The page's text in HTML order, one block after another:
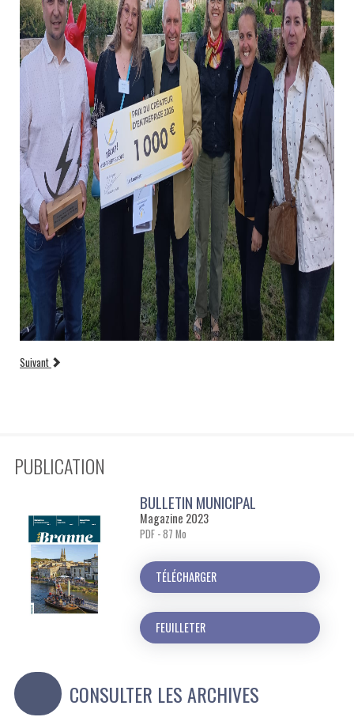
Suivant
PUBLICATION
BULLETIN MUNICIPAL
Magazine 2023
PDF - 87 Mo
TÉLÉCHARGER
FEUILLETER
CONSULTER LES ARCHIVES